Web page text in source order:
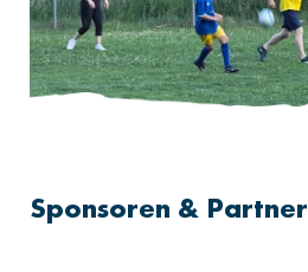
Sponsoren & Partner